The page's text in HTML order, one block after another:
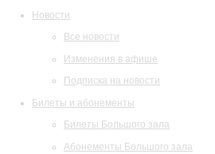
Новости
Все новости
Изменения в афише
Подписка на новости
Билеты и абонементы
Билеты Большого зала
Абонементы Большого зала